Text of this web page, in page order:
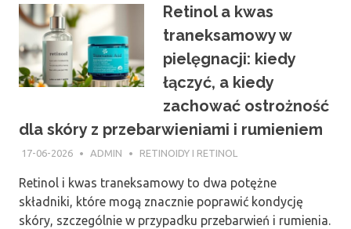
Retinol a kwas
traneksamowy w
pielęgnacji: kiedy
łączyć, a kiedy
zachować ostrożność
dla skóry z przebarwieniami i rumieniem
17-06-2026 ADMIN RETINOIDY I RETINOL
Retinol i kwas traneksamowy to dwa potężne
składniki, które mogą znacznie poprawić kondycję
skóry, szczególnie w przypadku przebarwień i rumienia.